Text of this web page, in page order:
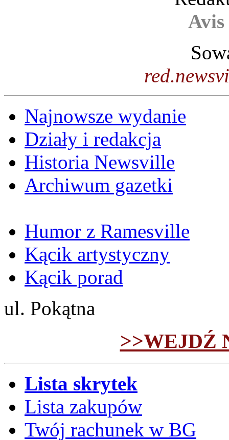
Najnowsze wydanie
Działy i redakcja
Historia Newsville
Archiwum gazetki
Humor z Ramesville
Kącik artystyczny
Kącik porad
ul. Pokątna
>>WEJDŹ
Lista skrytek
Lista zakupów
Twój rachunek w BG